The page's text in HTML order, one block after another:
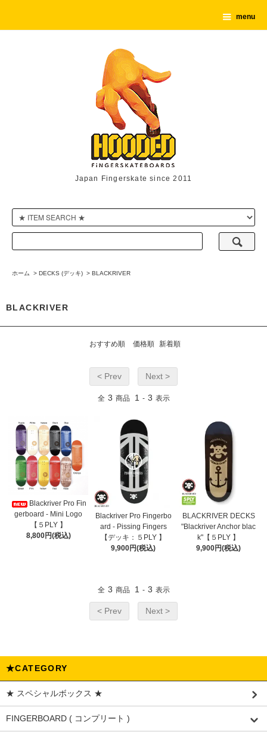
menu
Japan Fingerskate since 2011
ホーム > DECKS (デッキ) > BLACKRIVER
BLACKRIVER
おすすめ順 価格順 新着順
< Prev Next >
全 3 商品 1 - 3 表示
Blackriver Pro Fin
gerboard - Mini Logo
【５PLY 】
8,800円(税込)
Blackriver Pro Fingerbo
ard - Pissing Fingers
【デッキ：５PLY 】
9,900円(税込)
BLACKRIVER DECKS
"Blackriver Anchor blac
k"【５PLY 】
9,900円(税込)
全 3 商品 1 - 3 表示
< Prev Next >
★CATEGORY
★ スペシャルボックス ★
FINGERBOARD ( コンプリート )